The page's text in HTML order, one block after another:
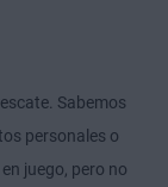
Sabemos
personales o
juego, pero no